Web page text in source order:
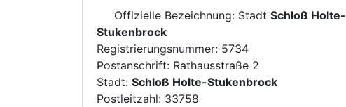
Offizielle Bezeichnung: Stadt Schloß Holte-
Stukenbrock
Registrierungsnummer: 5734
Postanschrift: Rathausstraße 2
Stadt: Schloß Holte-Stukenbrock
Postleitzahl: 33758